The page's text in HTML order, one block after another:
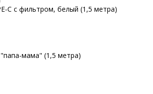
C с фильтром, белый (1,5 метра)
"папа-мама" (1,5 метра)